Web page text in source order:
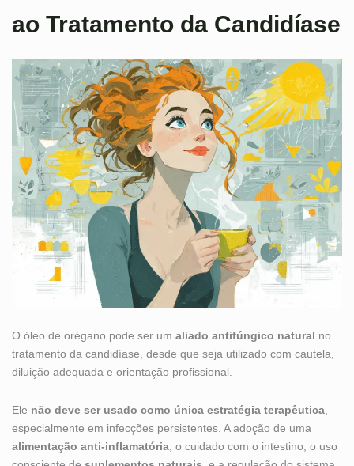
ao Tratamento da Candidíase
O óleo de orégano pode ser um aliado antifúngico natural no
tratamento da candidíase, desde que seja utilizado com cautela,
diluição adequada e orientação profissional.
Ele não deve ser usado como única estratégia terapêutica
especialmente em infecções persistentes. A adoção de uma
alimentação anti-inflamatória , o cuidado com o intestino, o uso